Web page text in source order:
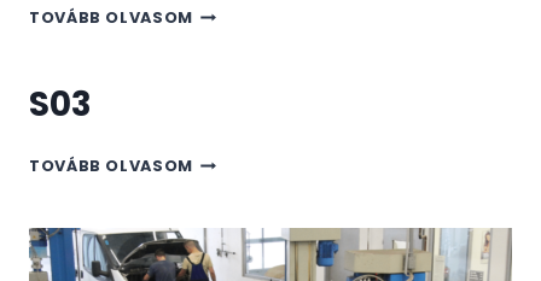
TOVÁBB OLVASOMEZÉRT
AUTÓD
S03
TOVÁBB OLVASOMS03